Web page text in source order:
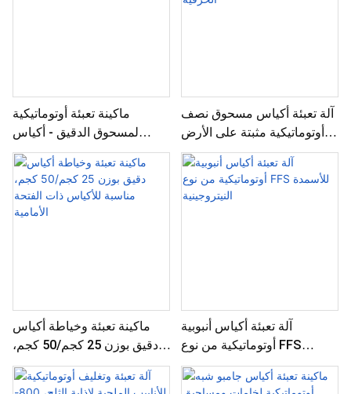
ماكينة تعبئة أوتوماتيكية
لمسحوق الدقيق - أكياس
منسوجة بوزن 25 كجم و 50
كجم
آلة تعبئة أكياس مسحوق نصف
أوتوماتيكية مثبتة على الأرض
بسعة طن واحد للمواد الخام
الخزفية
ماكينة تعبئة وخياطة أكياس
دقيق بوزن 25 كجم/50 كجم،
مناسبة للأكياس ذات الفتحة
الأمامية
آلة تعبئة أكياس أنبوبية
أوتوماتيكية من نوع FFS
للأسمدة النيتروجينية